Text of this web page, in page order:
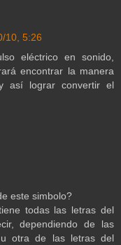
10, 5:26
eléctrico en sonido,
encontrar la manera
así lograr convertir el
este simbolo?
todas las letras del
dependiendo de las
otra de las letras del